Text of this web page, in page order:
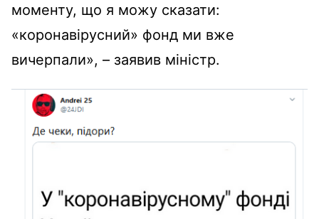
моменту, що я можу сказати:
«коронавірусний» фонд ми вже
вичерпали», – заявив міністр.